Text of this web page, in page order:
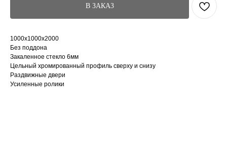
В ЗАКАЗ
1000х1000х2000
Без поддона
Закаленное стекло 6мм
Цельный хромированный профиль сверху и снизу
Раздвижные двери
Усиленные ролики